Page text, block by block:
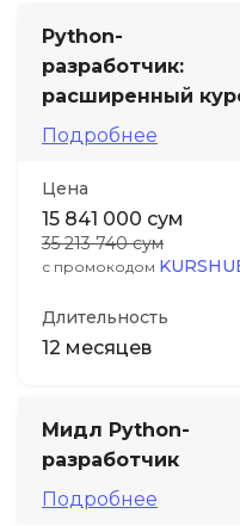
Python-
разработчик:
расширенный
Подробнее
Цена
15 841 000 сум
35 213 740 сум
с промокодом
Длительность
12 месяцев
Мидл Python-
разработчик
Подробнее